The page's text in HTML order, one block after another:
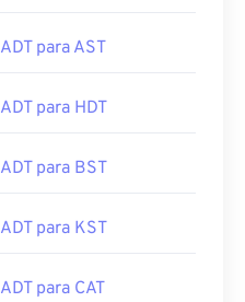
ADT para AST
ADT para HDT
ADT para BST
ADT para KST
ADT para CAT